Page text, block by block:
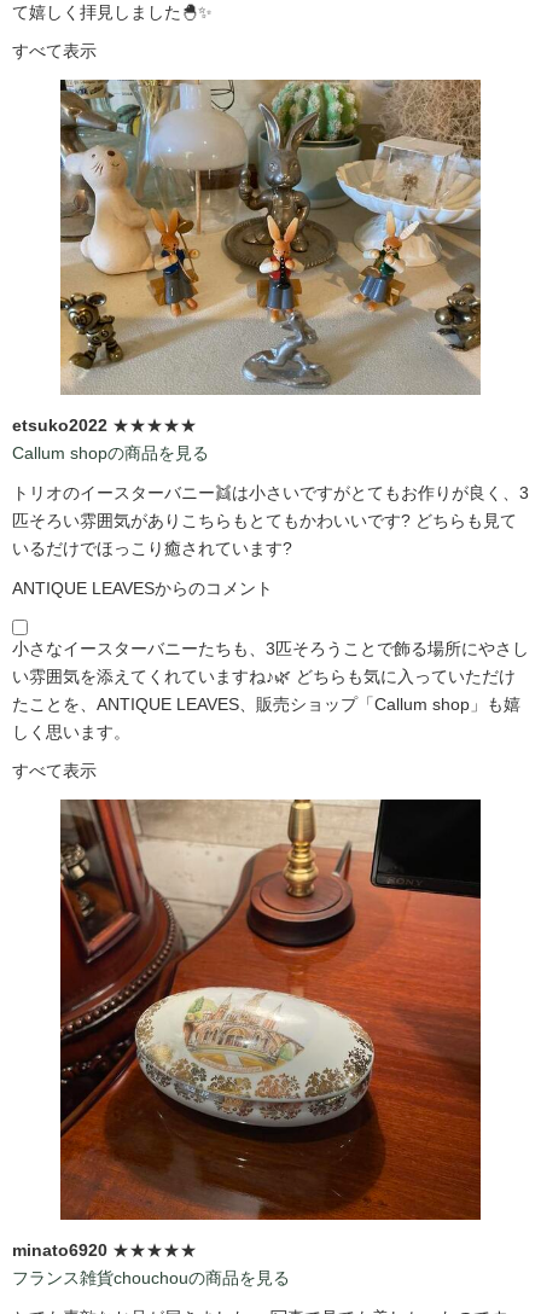
て嬉しく拝見しました🐣✨
すべて表示
etsuko2022 ★★★★★
Callum shopの商品を見る
トリオのイースターバニー👯は小さいですがとてもお作りが良く、3
匹そろい雰囲気がありこちらもとてもかわいいです?️ どちらも見て
いるだけでほっこり癒されています?️
ANTIQUE LEAVESからのコメント
小さなイースターバニーたちも、3匹そろうことで飾る場所にやさし
い雰囲気を添えてくれていますね♪🌿 どちらも気に入っていただけ
たことを、ANTIQUE LEAVES、販売ショップ「Callum shop」も嬉
しく思います。
すべて表示
minato6920 ★★★★★
フランス雑貨chouchouの商品を見る